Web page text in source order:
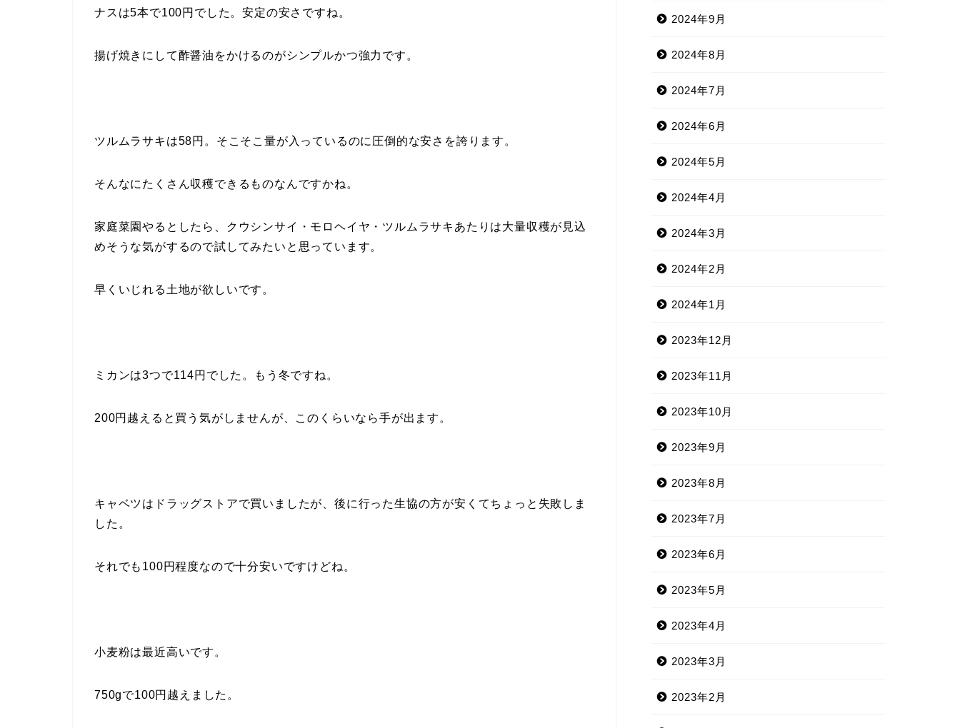
ナスは5本で100円でした。安定の安さですね。
揚げ焼きにして酢醤油をかけるのがシンプルかつ強力です。
ツルムラサキは58円。そこそこ量が入っているのに圧倒的な安さを誇ります。
そんなにたくさん収穫できるものなんですかね。
家庭菜園やるとしたら、クウシンサイ・モロヘイヤ・ツルムラサキあたりは大量収穫が見込
めそうな気がするので試してみたいと思っています。
早くいじれる土地が欲しいです。
ミカンは3つで114円でした。もう冬ですね。
200円越えると買う気がしませんが、このくらいなら手が出ます。
キャベツはドラッグストアで買いましたが、後に行った生協の方が安くてちょっと失敗しま
した。
それでも100円程度なので十分安いですけどね。
小麦粉は最近高いです。
750gで100円越えました。
2024年9月
2024年8月
2024年7月
2024年6月
2024年5月
2024年4月
2024年3月
2024年2月
2024年1月
2023年12月
2023年11月
2023年10月
2023年9月
2023年8月
2023年7月
2023年6月
2023年5月
2023年4月
2023年3月
2023年2月